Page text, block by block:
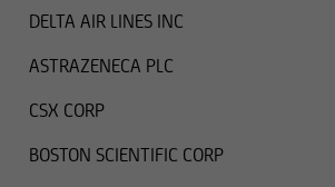
DELTA AIR LINES INC
ASTRAZENECA PLC
CSX CORP
BOSTON SCIENTIFIC CORP